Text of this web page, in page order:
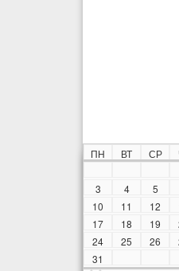
ПН ВТ СР
3
4 5
10
11 12
17
18 19
24
25 26
31